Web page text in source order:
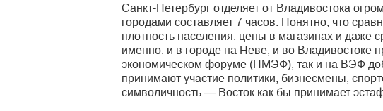
Санкт-Петербург отделяет от Владивостока
городами составляет 7 часов. Понятно, что
плотность населения, цены в магазинах и даже
именно: и в городе на Неве, и во Владивостоке
экономическом форуме (ПМЭФ), так и на ВЭФ
принимают участие политики, бизнесмены,
символичность — Восток как бы принимает